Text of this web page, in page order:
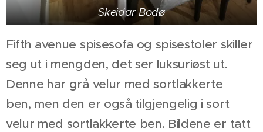
Skeidar Bodø
Fifth avenue spisesofa og spisestoler skiller
seg ut i mengden, det ser luksuriøst ut.
Denne har grå velur med sortlakkerte
ben, men den er også tilgjengelig i sort
velur med sortlakkerte ben. Bildene er tatt